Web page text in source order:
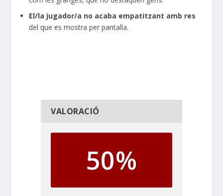
El/la jugador/a no acaba empatitzant amb res
del que es mostra per pantalla.
VALORACIÓ
50%